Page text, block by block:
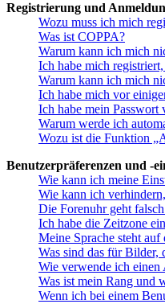
Registrierung und
Wozu muss ich mich
Was ist COPPA?
Warum kann ich mich
Ich habe mich
Warum kann ich mich
Ich habe mich vor
Ich habe mein Passwort
Warum werde ich
Wozu ist die Funktion
Benutzerpräferenzen und -
Wie kann ich meine
Wie kann ich
Die Forenuhr geht
Ich habe die Zeitzone
Meine Sprache steht
Was sind das für Bilder,
Wie verwende ich einen
Was ist mein Rang und
Wenn ich bei einem